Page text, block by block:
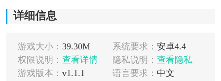
详细信息
游戏大小： 39.30M 系统要求： 安卓4.4
权限说明： 查看详情 隐私说明： 查看隐私
游戏版本： v1.1.1 语言要求： 中文